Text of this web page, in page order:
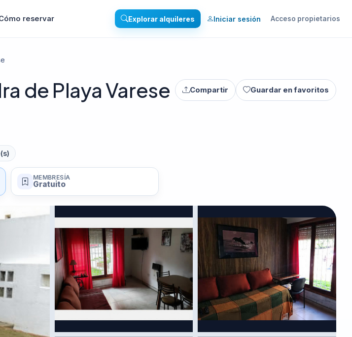
reservar Explorar alquileres Iniciar sesión Acceso propietarios
de Playa Varese
MEMBRESÍA
Gratuito
Compartir Guardar en favoritos